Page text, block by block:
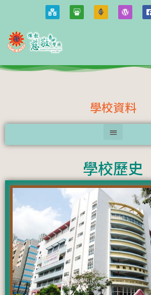
學校資料
學校歷史